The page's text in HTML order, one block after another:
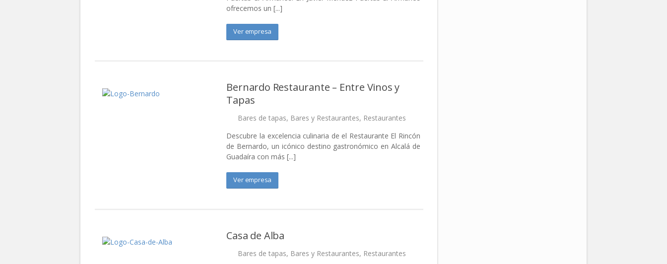
ofrecemos un [...]
Ver empresa
Bernardo Restaurante – Entre Vinos y
Tapas
Bares de tapas, Bares y Restaurantes, Restaurantes
Descubre la excelencia culinaria de el Restaurante El Rincón
de Bernardo, un icónico destino gastronómico en Alcalá de
Guadaíra con más [...]
Ver empresa
Casa de Alba
Bares de tapas, Bares y Restaurantes, Restaurantes